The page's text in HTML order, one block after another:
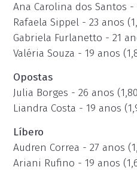
Ana Carolina dos Santos -
Rafaela Sippel - 23 anos
Gabriela Furlanetto - 21
Valéria Souza - 19 anos
Opostas
Julia Borges - 26 anos
Liandra Costa - 19 anos
Líbero
Audren Correa - 27 anos
Ariani Rufino - 19 anos